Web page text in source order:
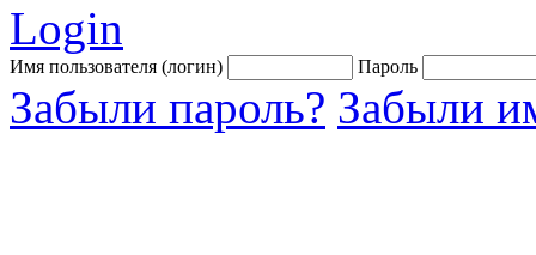
Login
Имя пользователя (логин) Пароль
Забыли пароль? Забыли